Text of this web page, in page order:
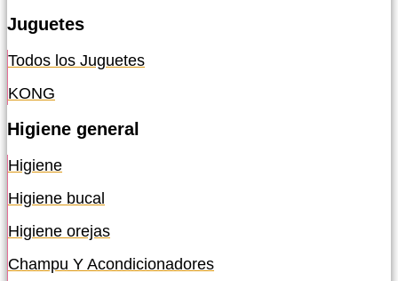
Juguetes
Todos los Juguetes
KONG
Higiene general
Higiene
Higiene bucal
Higiene orejas
Champu Y Acondicionadores